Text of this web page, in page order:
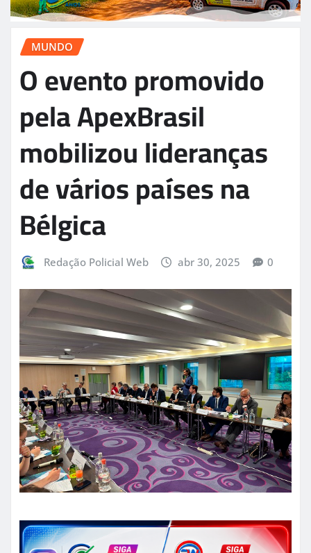
MUNDO
O evento promovido
pela ApexBrasil
mobilizou lideranças
de vários países na
Bélgica
Redação Policial Web abr 30, 2025 0